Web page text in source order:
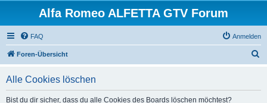
Alfa Romeo ALFETTA GTV Forum
FAQ Anmelden
Foren-Übersicht
Alle Cookies löschen
Bist du dir sicher, dass du alle Cookies des Boards löschen möchtest?